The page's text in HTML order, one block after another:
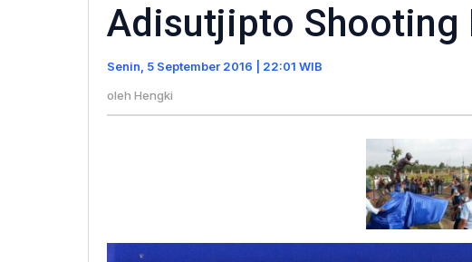
Range
di
Adisutjipto Shooting
Senin, 5 September 2016 | 22:01 WIB
oleh Hengki